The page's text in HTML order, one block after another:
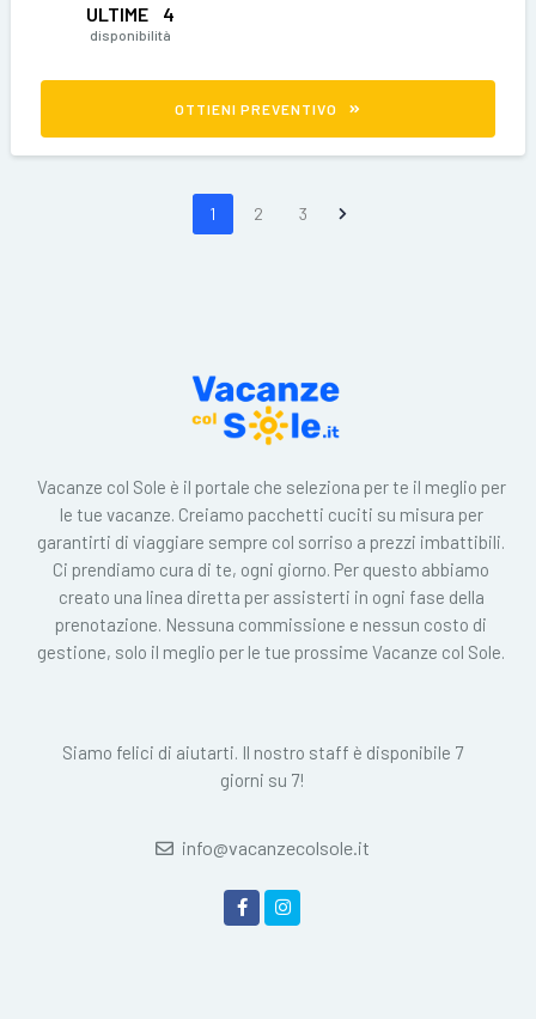
ULTIME 4
disponibilità
OTTIENI PREVENTIVO
1 2 3
Vacanze col Sole è il portale che seleziona per te il meglio per
le tue vacanze. Creiamo pacchetti cuciti su misura per
garantirti di viaggiare sempre col sorriso a prezzi imbattibili.
Ci prendiamo cura di te, ogni giorno. Per questo abbiamo
creato una linea diretta per assisterti in ogni fase della
prenotazione. Nessuna commissione e nessun costo di
gestione, solo il meglio per le tue prossime Vacanze col Sole.
Siamo felici di aiutarti. Il nostro staff è disponibile 7
giorni su 7!
info@vacanzecolsole.it